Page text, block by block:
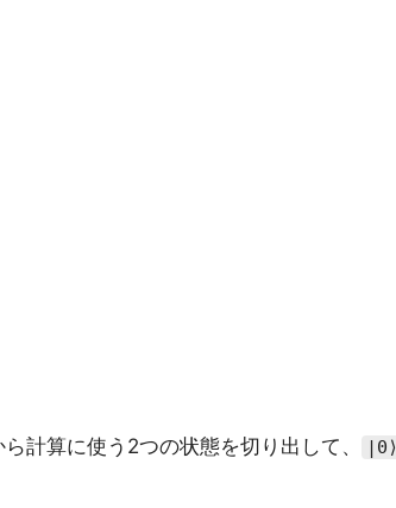
計算に使う2つの状態を切り出して、 |0⟩